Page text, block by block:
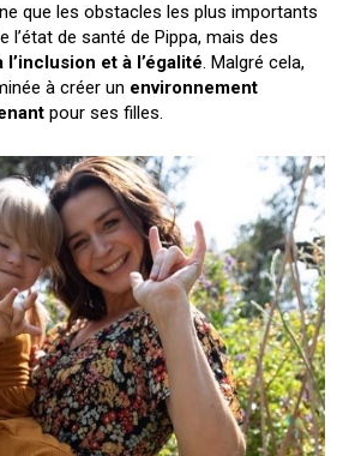
que les obstacles les plus importants
l’état de santé de Pippa, mais des
et à l’égalité. Malgré cela,
à créer un environnement
pour ses filles.